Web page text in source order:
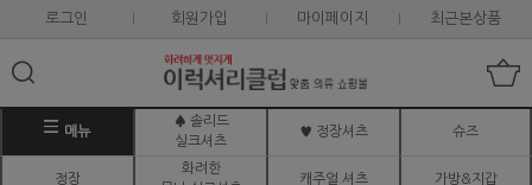
로그인 회원가입 마이페이지 최근본상품
메뉴
♠ 솔리드
실크셔츠
♥ 정장셔츠 슈즈
정장
화려한
캐주얼 셔츠 가방&지갑